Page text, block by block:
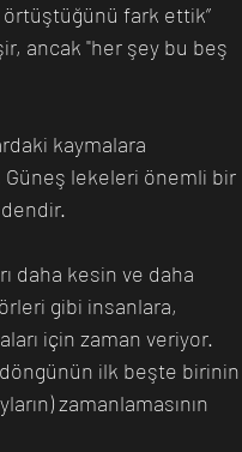
fark ettik”
ancak "her şey bu beş
kaymalara
Güneş lekeleri önemli bir
daha kesin ve daha
gibi insanlara,
için zaman veriyor.
ilk beşte birinin
zamanlamasının